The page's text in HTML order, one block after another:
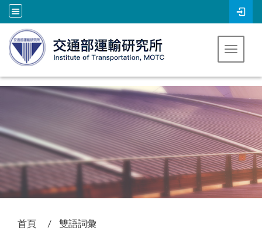
跳到主要內容
Toggle
首頁 雙語詞彙